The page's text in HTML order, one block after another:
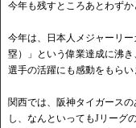
今年も残すところあとわずか
今年は、日本人メジャーリ
塁）」という偉業達成に沸
選手の活躍にも感動をもらい
関西では、阪神タイガース
し、なんといってもJリーグ